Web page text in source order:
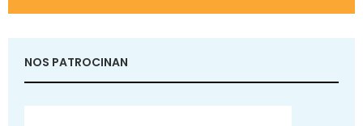
NOS PATROCINAN